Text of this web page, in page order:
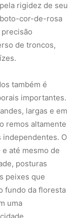
rigidez de seu
cor-de-rosa
de troncos,
também é
importantes.
largas e em
remos altamente
O
até mesmo de
posturas
peixes que
fundo da floresta
uma